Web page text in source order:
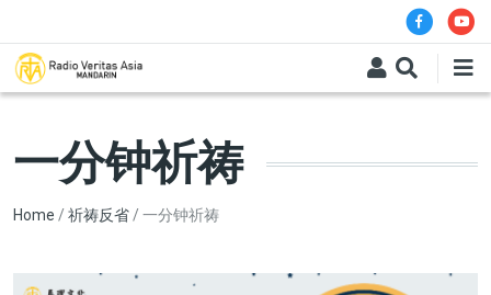
一分钟祈祷
Breadcrumb
Home 祈祷反省 一分钟祈祷